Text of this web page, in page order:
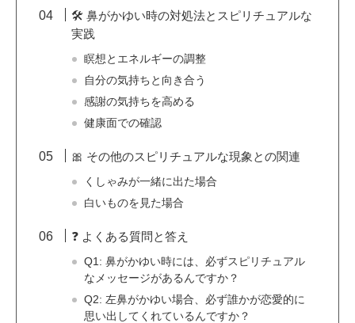
🛠️ 鼻がかゆい時の対処法とスピリチュアルな
実践
瞑想とエネルギーの調整
自分の気持ちと向き合う
感謝の気持ちを高める
健康面での確認
🎀 その他のスピリチュアルな現象との関連
くしゃみが一緒に出た場合
白いものを見た場合
❓ よくある質問と答え
Q1: 鼻がかゆい時には、必ずスピリチュアル
なメッセージがあるんですか？
Q2: 左鼻がかゆい場合、必ず誰かが恋愛的に
思い出してくれているんですか？